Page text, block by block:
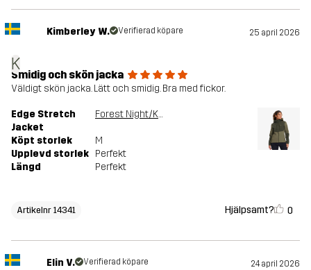
K
Kimberley W. Verifierad köpare 25 april 2026
Smidig och skön jacka
Väldigt skön jacka. Lätt och smidig. Bra med fickor.
Edge Stretch
Jacket
Forest Night/Kalamata
Köpt storlek
M
Upplevd storlek Perfekt
Längd
Perfekt
Artikelnr 14341 Hjälpsamt? 0
Elin V. Verifierad köpare 24 april 2026